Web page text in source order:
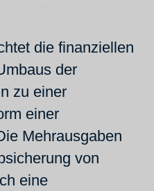
die finanziellen
der
zu einer
einer
Mehrausgaben
von
eine